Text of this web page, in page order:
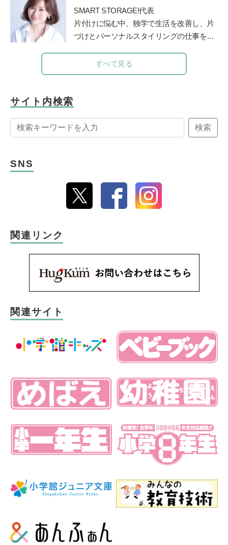
医科大学准教授などを経て、2012年より現
職。2015年より
昭和大学附属烏山病院長
を
兼任、ADHD専門外来を担当。著書に、ベ
書）など多数。
SMART STORAGE!代表
片付けに悩む中、独学で生活を改善し、片
づけとパーソナルスタイリングの仕事を開
メソッドを公開したブログが人気を呼びパ
ワーブロガーに。
成にも携わっている。
また、義母を看取った経験をもとに、人生
公式ホームページ
ブログ 「SMART STORAGE!」
すべて見る
サイト内検索
検索
SNS
関連リンク
関連サイト